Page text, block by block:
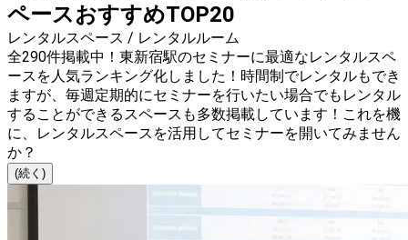
ペースおすすめTOP20
レンタルスペース / レンタルルーム
全290件掲載中！東新宿駅のセミナーに最適なレンタルスペ
ースを人気ランキング化しました！時間制でレンタルもでき
ますが、毎週定期的にセミナーを行いたい場合でもレンタル
することができるスペースも多数掲載しています！これを機
に、レンタルスペースを活用してセミナーを開いてみません
か？
(続く)